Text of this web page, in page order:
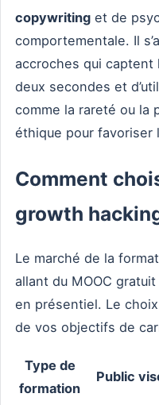
copywriting et de
comportementale. Il
accroches qui captent
deux secondes et
comme la rareté ou la
éthique pour favoriser
Comment
growth
Le marché de la
allant du MOOC
en présentiel. Le
de vos objectifs de
Type de
formation
Public